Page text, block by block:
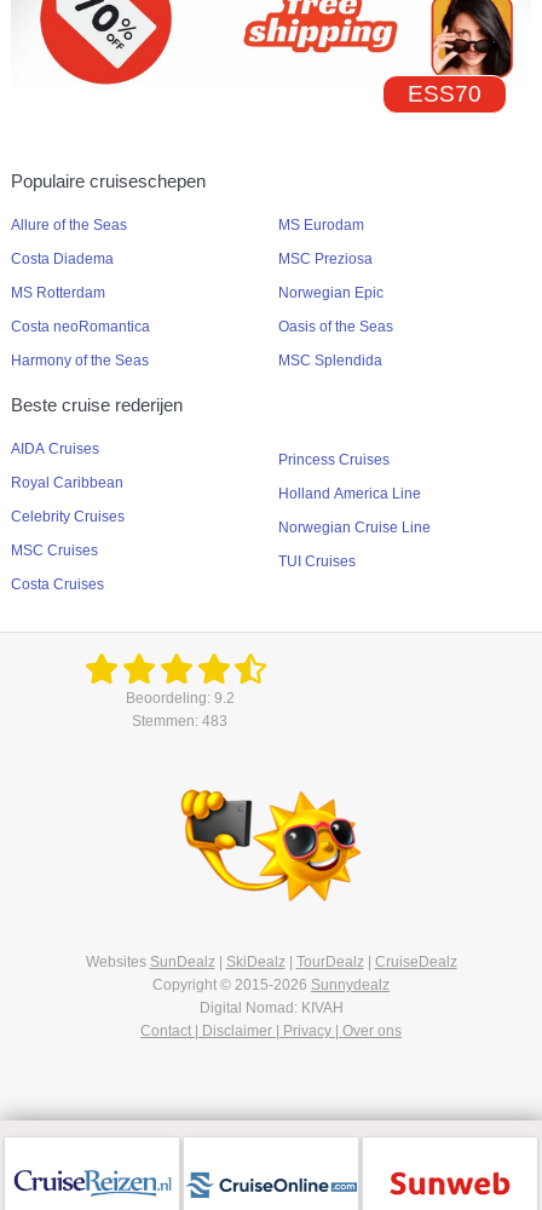
ESS70
Populaire cruiseschepen
Allure of the Seas
Costa Diadema
MS Rotterdam
Costa neoRomantica
Harmony of the Seas
MS Eurodam
MSC Preziosa
Norwegian Epic
Oasis of the Seas
MSC Splendida
Beste cruise rederijen
AIDA Cruises
Royal Caribbean
Celebrity Cruises
MSC Cruises
Costa Cruises
Princess Cruises
Holland America Line
Norwegian Cruise Line
TUI Cruises
Beoordeling: 9.2
Stemmen: 483
Websites SunDealz| SkiDealz| TourDealz| CruiseDealz
Copyright © 2015-2026 Sunnydealz
Digital Nomad: KIVAH
Contact | Disclaimer | Privacy | Over ons